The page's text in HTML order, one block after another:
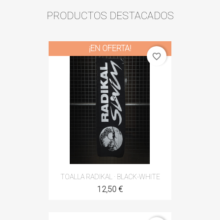
PRODUCTOS DESTACADOS
TOALLA RADIKAL · BLACK-WHITE
12,50 €
¡EN OFERTA!
favorite_border